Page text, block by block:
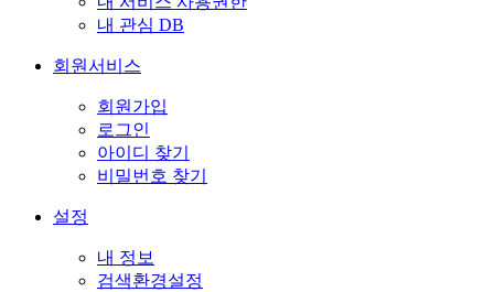
내 관심 DB
회원서비스
회원가입
로그인
아이디 찾기
비밀번호 찾기
설정
내 정보
검색환경설정